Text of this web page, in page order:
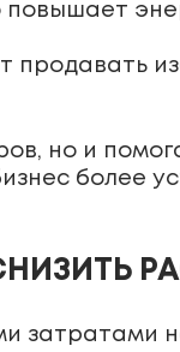
но и
более
затратами